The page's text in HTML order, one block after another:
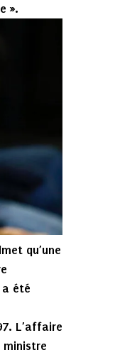
».
qu’une
a été
L’affaire
ministre